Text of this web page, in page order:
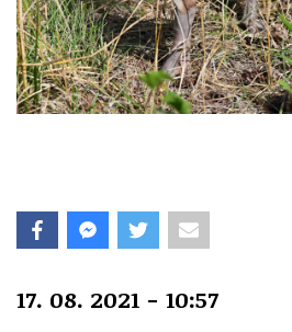
17. 08. 2021 - 10:57